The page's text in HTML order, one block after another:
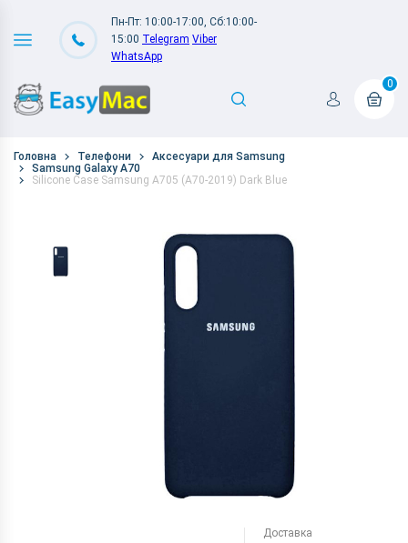
Пн-Пт: 10:00-17:00, Сб:10:00-
15:00 Telegram Viber
WhatsApp
0
Головна Телефони
Аксесуари для Samsung
Samsung Galaxy A70
Silicone Case Samsung A705 (A70-2019) Dark Blue
Доставка